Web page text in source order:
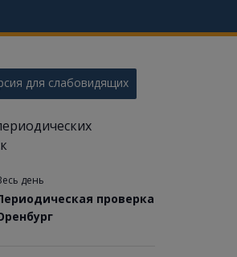
для слабовидящих
день
проверка